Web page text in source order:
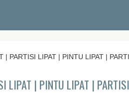
| PARTISI LIPAT | PINTU LIPAT |
LIPAT | PINTU LIPAT |